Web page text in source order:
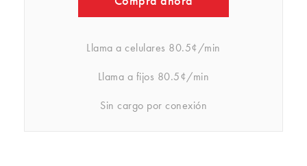
Llama a celulares 80.5¢/min
Llama a fijos 80.5¢/min
Sin cargo por conexión